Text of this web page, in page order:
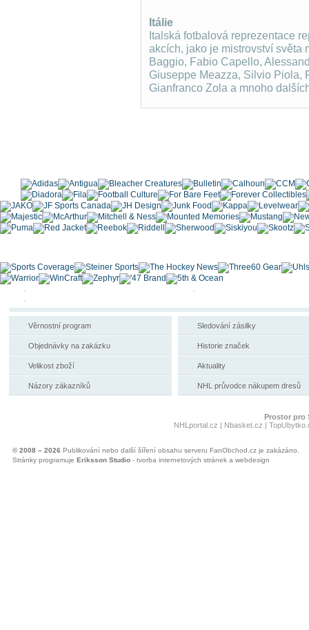
Itálie
Italská fotbalová reprezentace
akcích, jako je mistrovství světa
Baggio, Fabio Capello,
Giuseppe Meazza, Silvio Piola,
Gianfranco Zola a mnoho
Věrnostní program
Objednávky na zakázku
Velikost zboží
Názory zákazníků
Sledování zásilky
Historie značek
Aktuality
NHL průvodce nákupem dresů
Prostor pro
NHLportal.cz | Nbasket.cz |
© 2008 – 2026 Publikování nebo další šíření obsahu serveru FanObchod.cz je zakázáno.
Stránky programuje Eriksson Studio - tvorba internetových stránek a webdesign